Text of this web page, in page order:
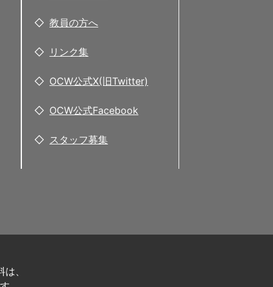
教員の方へ
リンク集
OCW公式X(旧Twitter)
OCW公式Facebook
スタッフ募集
、